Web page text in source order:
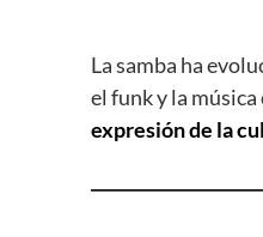
La samba ha
el funk y la
expresión de la